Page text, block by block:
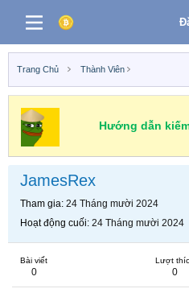
Trang Chủ Thành Viên
Hướng dẫn
JamesRex
Tham gia 24 Tháng mười 2024
Hoạt động cuối 24 Tháng mười 2024
Bài viết
0
Lượt
0